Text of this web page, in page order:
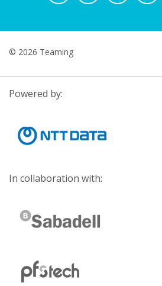
© 2026 Teaming
Powered by:
In collaboration with: